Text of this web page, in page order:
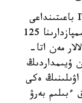
قورقىت اتا اتىنداعى قىزىلوردا ۋنيۆەرسيتەتى IT باعىتىنداعى
وليمپيادالار، جوبالار مەن كونكۋرستاردىڭ جەڭىمپازدارىنا 125
مەن اتا-
ۇيىمداردىڭ
اۋىلىنىڭ ەكى
100 پايىزدىق ءبىلىم بەرۋ